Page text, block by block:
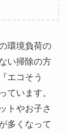
環境負荷の
い掃除の方
エコそう
ています。
トやお子さ
多くなって